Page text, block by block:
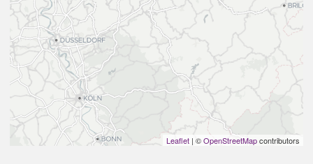
Leaflet | ©OpenStreetMapcontributors